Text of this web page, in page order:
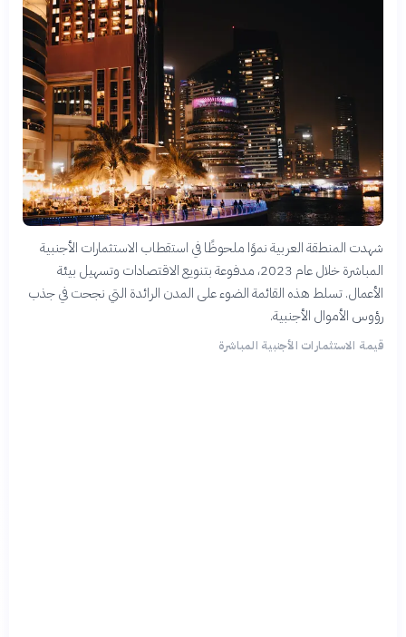
شهدت المنطقة العربية نموًا ملحوظًا في استقطاب الاستثمارات الأجنبية
المباشرة خلال عام 2023، مدفوعة بتنويع الاقتصادات وتسهيل بيئة
الأعمال. تسلط هذه القائمة الضوء على المدن الرائدة التي نجحت في جذب
رؤوس الأموال الأجنبية.
قيمة الاستثمارات الأجنبية المباشرة